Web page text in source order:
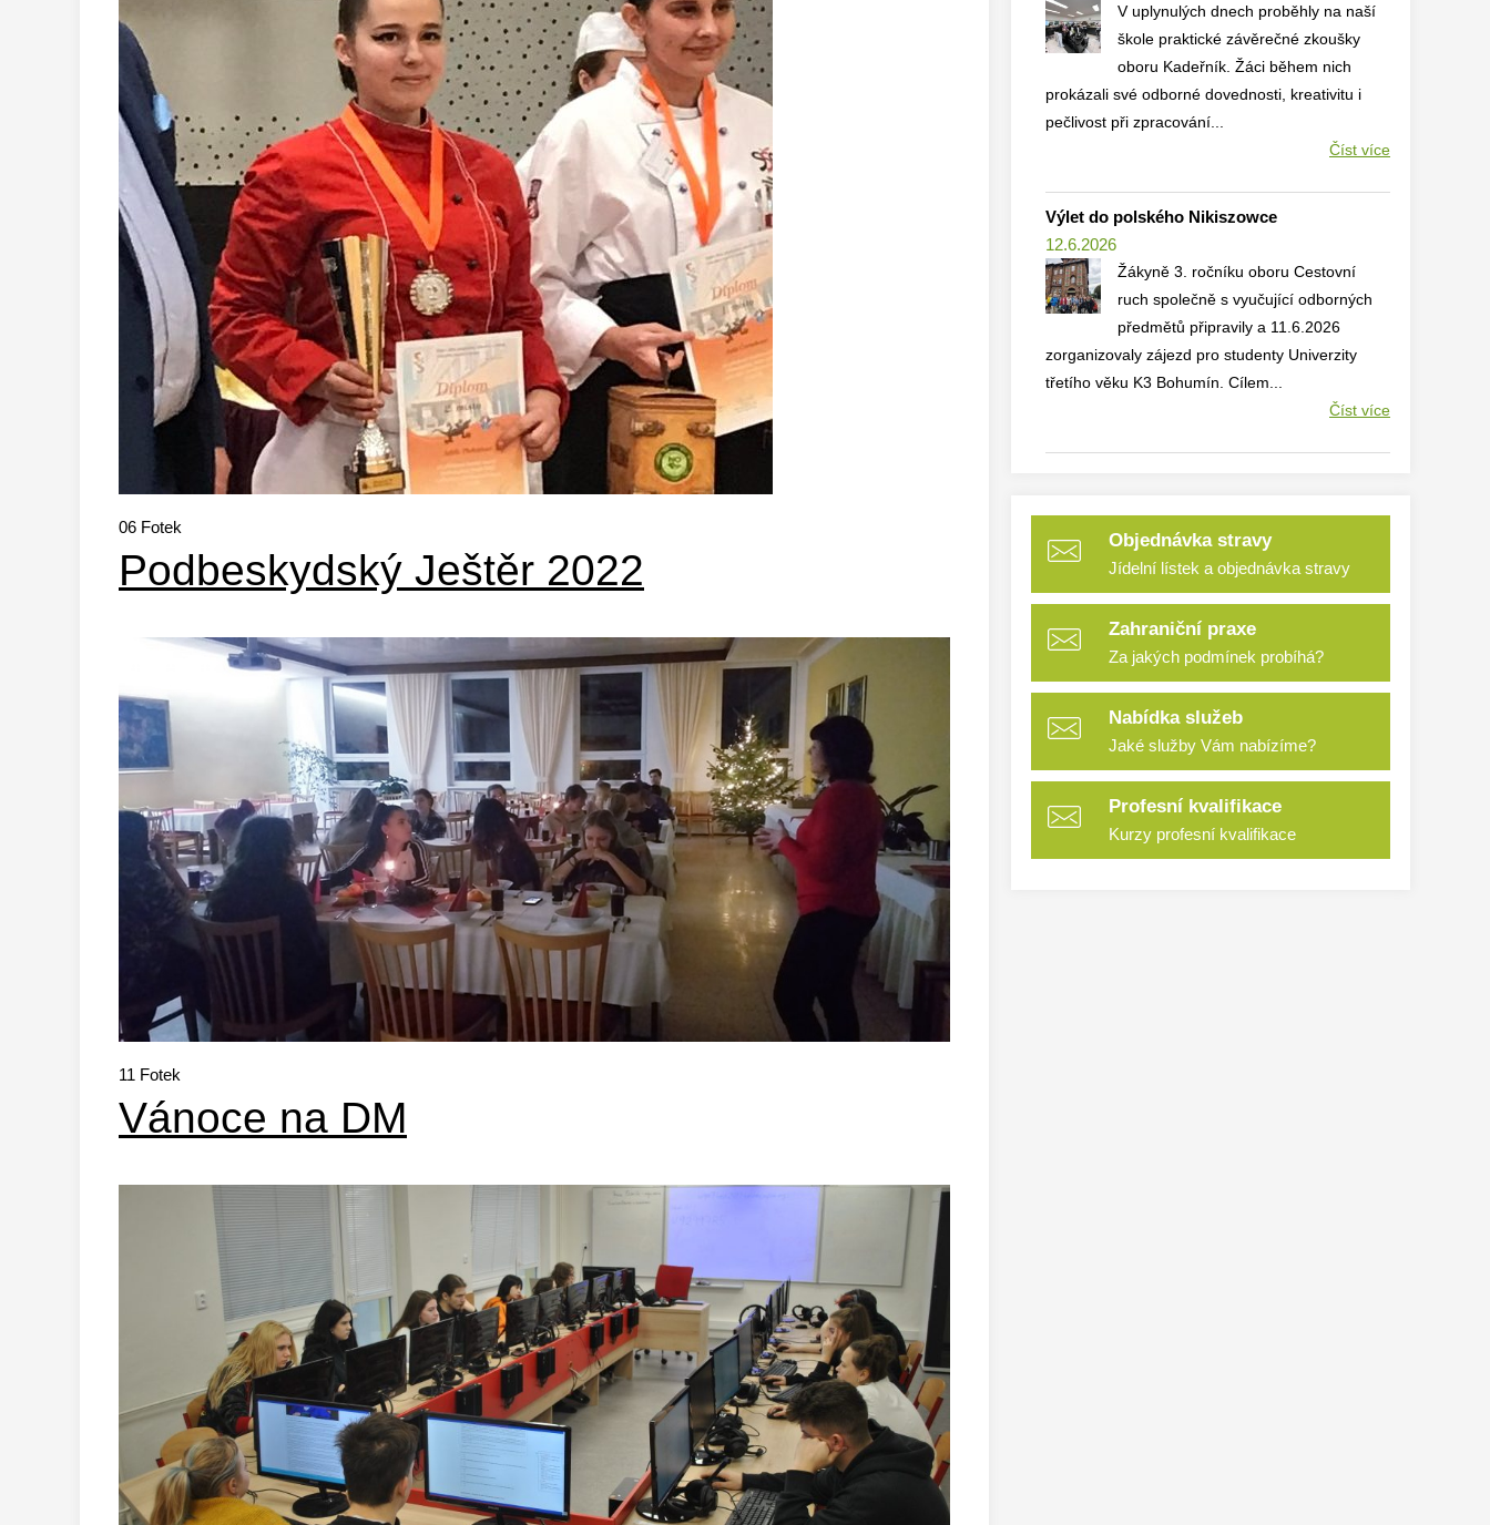
06 Fotek
Podbeskydský Ještěr 2022
11 Fotek
Vánoce na DM
V uplynulých dnech proběhly na naší
škole praktické závěrečné zkoušky
oboru Kadeřník. Žáci během nich
prokázali své odborné dovednosti, kreativitu i
pečlivost při zpracování...
Číst více
Výlet do polského Nikiszowce
12.6.2026
Žákyně 3. ročníku oboru Cestovní
ruch společně s vyučující odborných
předmětů připravily a 11.6.2026
zorganizovaly zájezd pro studenty Univerzity
třetího věku K3 Bohumín. Cílem...
Číst více
Objednávka stravy
Jídelní lístek a objednávka stravy
Zahraniční praxe
Za jakých podmínek probíhá?
Nabídka služeb
Jaké služby Vám nabízíme?
Profesní kvalifikace
Kurzy profesní kvalifikace